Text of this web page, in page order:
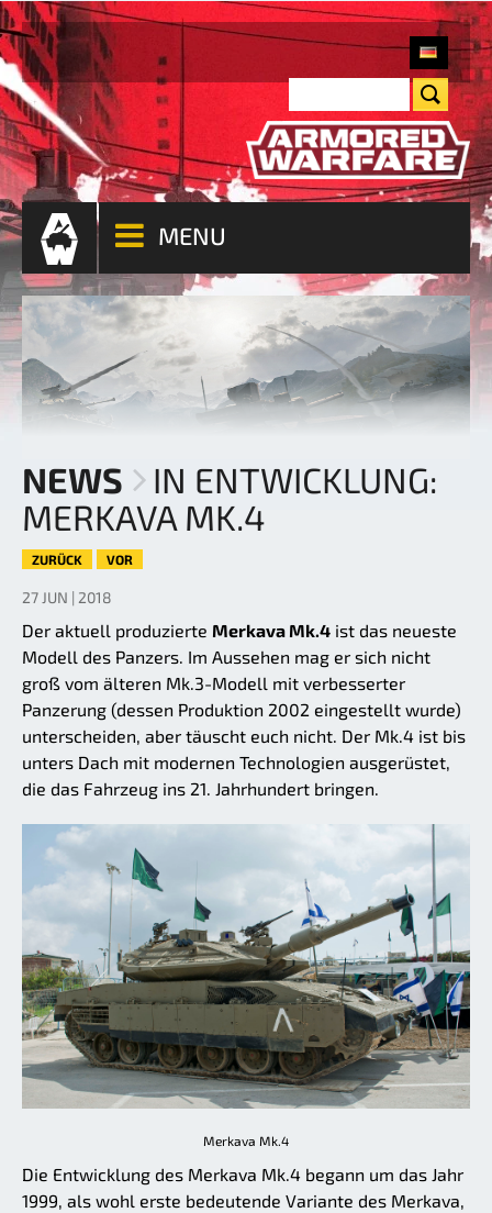
MENU
NEWS
IN ENTWICKLUNG:
MERKAVA MK.4
ZURÜCK VOR
27 JUN | 2018
Der aktuell produzierte Merkava Mk.4 ist das neueste
Modell des Panzers. Im Aussehen mag er sich nicht
groß vom älteren Mk.3-Modell mit verbesserter
Panzerung (dessen Produktion 2002 eingestellt wurde)
unterscheiden, aber täuscht euch nicht. Der Mk.4 ist bis
unters Dach mit modernen Technologien ausgerüstet,
die das Fahrzeug ins 21. Jahrhundert bringen.
Merkava Mk.4
Die Entwicklung des Merkava Mk.4 begann um das Jahr
1999, als wohl erste bedeutende Variante des Merkava,